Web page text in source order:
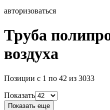
авторизоваться
Труба
воздуха
Позиции с 1 по 42 из 3033
Показать
Показать еще